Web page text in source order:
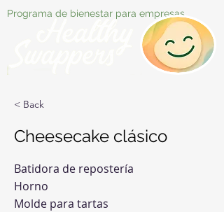
Programa de bienestar para empresas
< Back
Cheesecake clásico
Batidora de repostería
Horno
Molde para tartas